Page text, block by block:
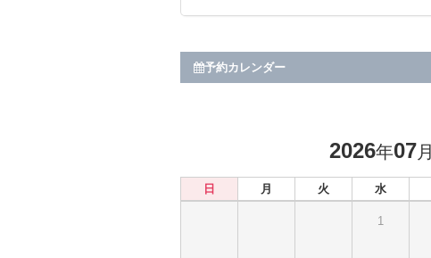
予約カレンダー
2026年07月
日 月 火 水
1